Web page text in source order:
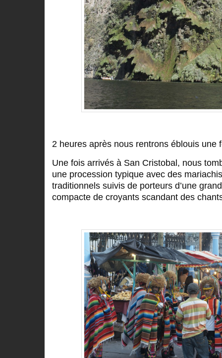
2 heures après nous rentrons éblouis une
Une fois arrivés à San Cristobal, nous
une procession typique avec des
traditionnels suivis de porteurs d’une
compacte de croyants scandant des